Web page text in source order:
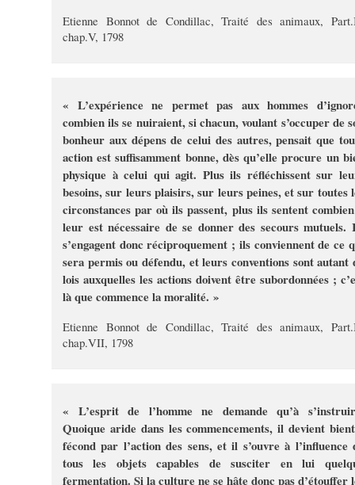
Etienne Bonnot de Condillac, Traité des animaux,
chap.V, 1798
« L’expérience ne permet pas aux hommes
combien ils se nuiraient, si chacun, voulant s’occuper de
bonheur aux dépens de celui des autres, pensait que
action est suffisamment bonne, dès qu’elle procure un
physique à celui qui agit. Plus ils réfléchissent sur
besoins, sur leurs plaisirs, sur leurs peines, et sur toutes
circonstances par où ils passent, plus ils sentent
leur est nécessaire de se donner des secours mutuels.
s’engagent donc réciproquement ; ils conviennent de ce
sera permis ou défendu, et leurs conventions sont autant
lois auxquelles les actions doivent être subordonnées ;
là que commence la moralité. »
Etienne Bonnot de Condillac, Traité des animaux,
chap.VII, 1798
« L’esprit de l’homme ne demande qu’à
Quoique aride dans les commencements, il devient
fécond par l’action des sens, et il s’ouvre à l’influence
tous les objets capables de susciter en lui
fermentation. Si la culture ne se hâte donc pas d’étouffer